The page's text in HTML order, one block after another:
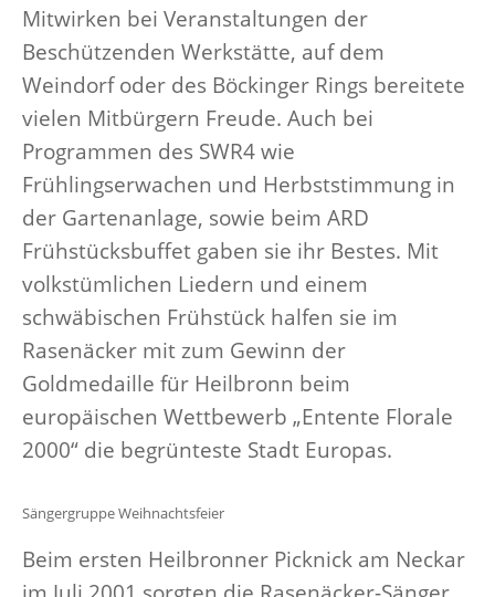
Mitwirken bei Veranstaltungen der
Beschützenden Werkstätte, auf dem
Weindorf oder des Böckinger Rings bereitete
vielen Mitbürgern Freude. Auch bei
Programmen des SWR4 wie
Frühlingserwachen und Herbststimmung in
der Gartenanlage, sowie beim ARD
Frühstücksbuffet gaben sie ihr Bestes. Mit
volkstümlichen Liedern und einem
schwäbischen Frühstück halfen sie im
Rasenäcker mit zum Gewinn der
Goldmedaille für Heilbronn beim
europäischen Wettbewerb „Entente Florale
2000“ die begrünteste Stadt Europas.
Sängergruppe Weihnachtsfeier
Beim ersten Heilbronner Picknick am Neckar